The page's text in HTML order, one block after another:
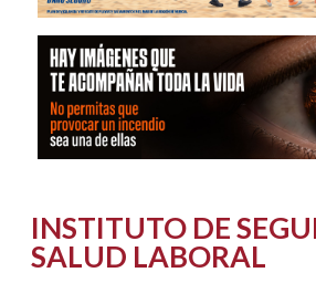
INSTITUTO DE
SALUD LABORAL